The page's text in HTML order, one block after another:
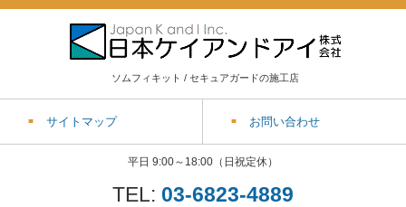
ソムフィキット / セキュアガードの施工店
サイトマップ お問い合わせ
平日 9:00～18:00（日祝定休）
TEL: 03-6823-4889